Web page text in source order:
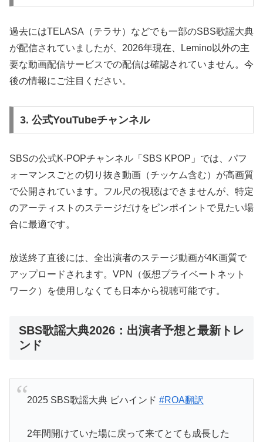
過去にはTELASA（テラサ）などでも一部のSBS歌謡大典
が配信されていましたが、2026年現在、Lemino以外の主
要な動画配信サービスでの配信は確認されていません。今
後の情報にご注目ください。
3. 公式YouTubeチャンネル
SBSの公式K-POPチャンネル「SBS KPOP」では、パフ
ォーマンスごとの切り抜き動画（チッケム含む）が高画質
で公開されています。フル尺の視聴はできませんが、特定
のアーティストのステージだけをピンポイントで見たい場
合に最適です。
放送終了直後には、全出演者のステージ動画が4K画質で
アップロードされます。VPN（仮想プライベートネット
ワーク）を使用しなくても日本から視聴可能です。
SBS歌謡大典2026：出演者予想と最新トレ
ンド
2025 SBS歌謡大典 ビハインド #ROA翻訳
2年間開けていた場に戻って来てとても成長した